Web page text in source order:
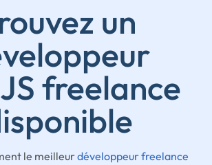
un
freelance
le meilleurdéveloppeur freelance